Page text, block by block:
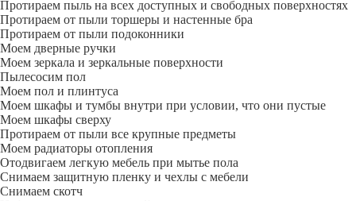
Протираем пыль на всех доступных и свободных поверхностях
Протираем от пыли торшеры и настенные бра
Протираем от пыли подоконники
Моем дверные ручки
Моем зеркала и зеркальные поверхности
Пылесосим пол
Моем пол и плинтуса
Моем шкафы и тумбы внутри при условии, что они пустые
Моем шкафы сверху
Протираем от пыли все крупные предметы
Моем радиаторы отопления
Отодвигаем легкую мебель при мытье пола
Снимаем защитную пленку и чехлы с мебели
Снимаем скотч